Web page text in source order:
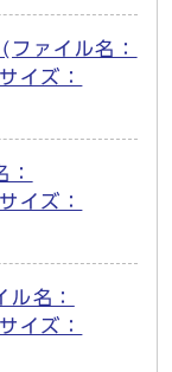
ァイル名：
ズ：
ズ：
名：
ズ：